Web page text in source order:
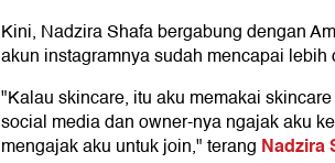
Kini, Nadzira Shafa bergabung dengan
akun instagramnya sudah mencapai
"Kalau skincare, itu aku memakai
social media dan owner-nya ngajak aku
mengajak aku untuk join," terang Nadzira